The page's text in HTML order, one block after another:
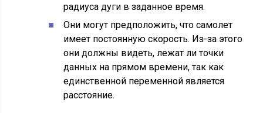
радиуса дуги в заданное время.
Они могут предположить, что самолет
имеет постоянную скорость. Из-за этого
они должны видеть, лежат ли точки
данных на прямом времени, так как
единственной переменной является
расстояние.